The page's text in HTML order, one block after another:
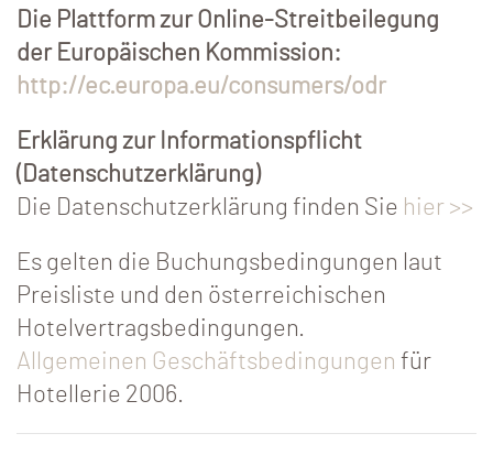
Die Plattform zur Online-Streitbeilegung
der Europäischen Kommission:
http://ec.europa.eu/consumers/odr
Erklärung zur Informationspflicht
(Datenschutzerklärung)
Die Datenschutzerklärung finden Sie hier >>
Es gelten die Buchungsbedingungen laut
Preisliste und den österreichischen
Hotelvertragsbedingungen.
Allgemeinen Geschäftsbedingungen für
Hotellerie 2006.